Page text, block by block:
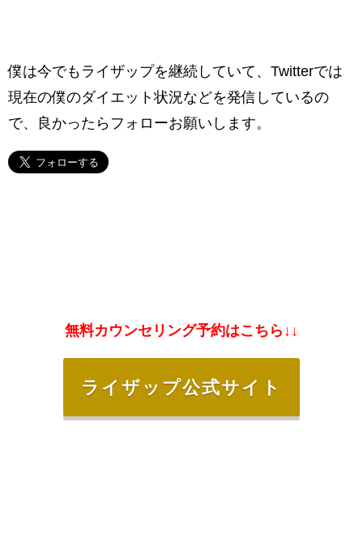
僕は今でもライザップを継続していて、Twitterでは
現在の僕のダイエット状況などを発信しているの
で、良かったらフォローお願いします。
無料カウンセリング予約はこちら↓↓
ライザップ公式サイト